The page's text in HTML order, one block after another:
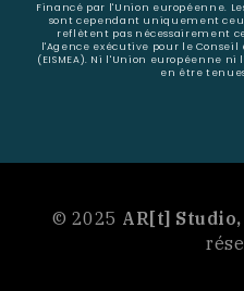
Financé par l'Union européenne.
sont cependant uniquement
reflètent pas nécessairement
l'Agence exécutive pour le
(EISMEA). Ni l'Union européenne
en être
© 2025 AR[t] Studio,